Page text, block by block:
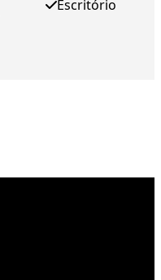
Escritório